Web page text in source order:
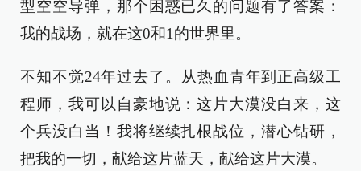
型空空导弹，那个困惑已久的问题有了答案：
我的战场，就在这0和1的世界里。
不知不觉24年过去了。从热血青年到正高级工
程师，我可以自豪地说：这片大漠没白来，这
个兵没白当！我将继续扎根战位，潜心钻研，
把我的一切，献给这片蓝天，献给这片大漠。